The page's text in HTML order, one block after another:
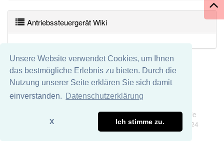
Unsere Website verwendet Cookies, um Ihnen
das bestmögliche Erlebnis zu bieten. Durch die
Nutzung unserer Seite erklären Sie sich damit
einverstanden.
Datenschutzerklärung
X Ich stimme zu.
89% unserer Spielapp-Nutzer haben den Artikel
korrekt erraten.
Antriebssteuergerät Wiki
Wir übernehmen keine Garantie und keine Haftung für die
Richtigkeit und Vollständigkeit dieser Seite. DDDEasy 2024